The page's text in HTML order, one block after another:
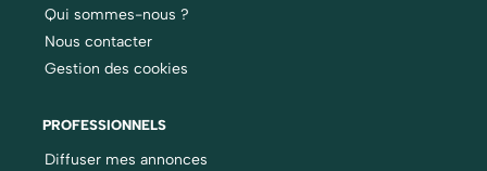
Qui sommes-nous ?
Nous contacter
Gestion des cookies
PROFESSIONNELS
Diffuser mes annonces